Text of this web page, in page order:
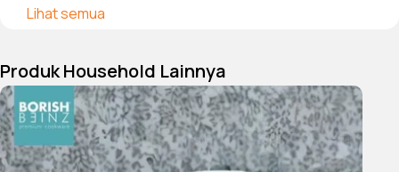
Lihat semua
Seluruh produk Borish Beinz sudah melalui proses
QC dgn kondisi 99%+ mulus.
Produk Household Lainnya